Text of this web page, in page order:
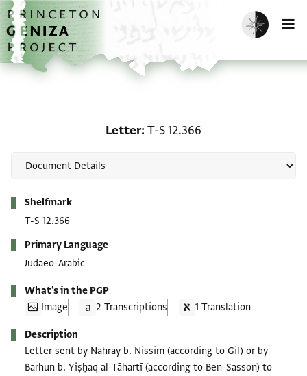
Skip to main content
home
Enable dark
Letter T-S 12.366
Shelfmark
T-S 12.366
Primary Language
Judaeo-Arabic
What's in the PGP
Image
2 Transcriptions 1 Translation
Description
Letter sent by Nahray b. Nissim (according to Gil) or by
Barhun b. Yiṣḥaq al-Tāhartī (according to Ben-Sasson) to